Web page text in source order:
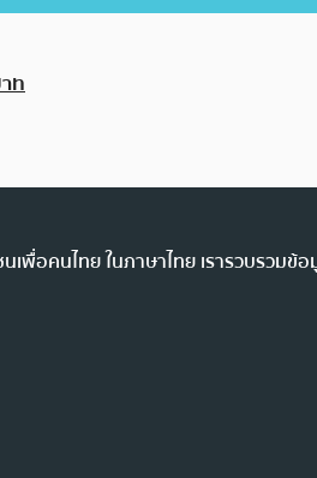
ท
พื่อคนไทย ในภาษาไทย เรารวบรวม